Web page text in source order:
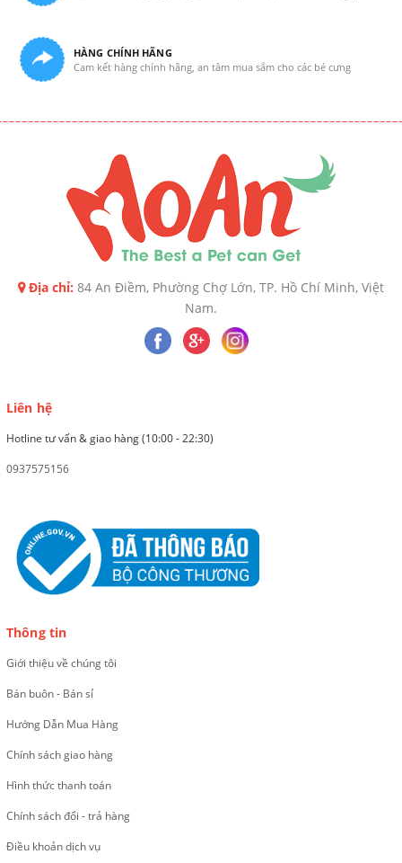
HÀNG CHÍNH HÃNG
Cam kết hàng chính hãng, an tâm mua sắm cho các bé cưng
Địa chỉ: 84 An Điềm, Phường Chợ Lớn, TP. Hồ Chí Minh, Việt
Nam.
Liên hệ
Hotline tư vấn & giao hàng (10:00 - 22:30)
0937575156
Thông tin
Giới thiệu về chúng tôi
Bán buôn - Bán sỉ
Hướng Dẫn Mua Hàng
Chính sách giao hàng
Hình thức thanh toán
Chính sách đổi - trả hàng
Điều khoản dịch vụ